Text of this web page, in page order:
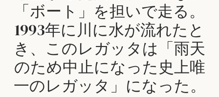
「ボート」を担いで走る。
1993年に川に水が流れたと
き、このレガッタは「雨天
のため中止になった史上唯
一のレガッタ」になった。